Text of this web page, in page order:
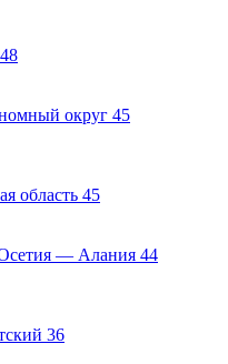
48
округ 45
область 45
— Алания 44
36